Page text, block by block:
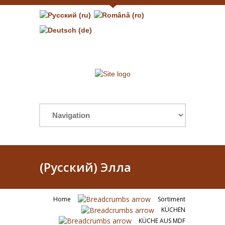
(Русский) Элла
Home
Sortiment
KÜCHEN
KÜCHE AUS MDF